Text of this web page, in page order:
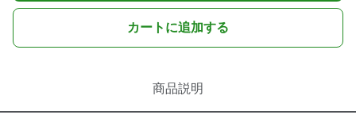
カートに追加する
商品説明